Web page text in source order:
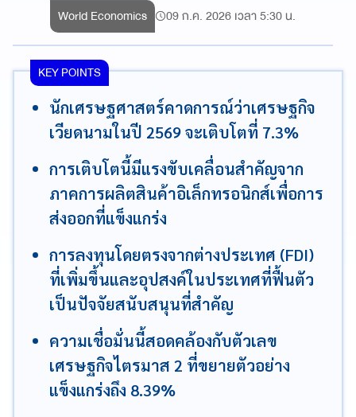
World Economics 09 ก.ค. 2026 เวลา 5:30 น.
KEY POINTS
นักเศรษฐศาสตร์คาดการณ์ว่าเศรษฐกิจ
เวียดนามในปี 2569 จะเติบโตที่ 7.3%
การเติบโตนี้มีแรงขับเคลื่อนสำคัญจาก
ภาคการผลิตสินค้าอิเล็กทรอนิกส์เพื่อการ
ส่งออกที่แข็งแกร่ง
การลงทุนโดยตรงจากต่างประเทศ (FDI)
ที่เพิ่มขึ้นและอุปสงค์ในประเทศที่ฟื้นตัว
เป็นปัจจัยสนับสนุนที่สำคัญ
ความเชื่อมั่นนี้สอดคล้องกับตัวเลข
เศรษฐกิจไตรมาส 2 ที่ขยายตัวอย่าง
แข็งแกร่งถึง 8.39%